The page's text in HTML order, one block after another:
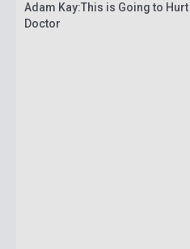
Adam Kay:This is Going to
Doctor